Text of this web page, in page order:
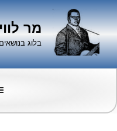
דילוג
לתוכן
מר
בלוג